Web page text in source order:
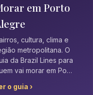
em Porto
cultura, clima e
metropolitana. O
da Brazil Lines para
vai morar em Po…
o guia ›